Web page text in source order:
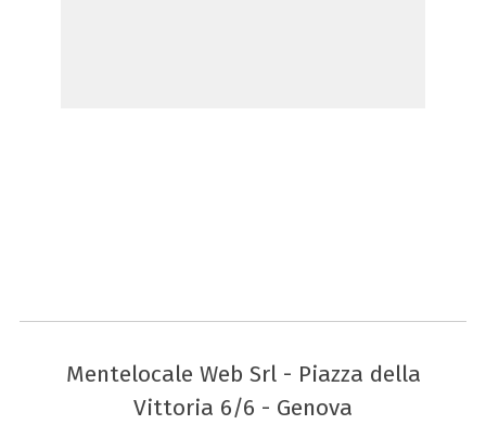
Mentelocale Web Srl - Piazza della
Vittoria 6/6 - Genova